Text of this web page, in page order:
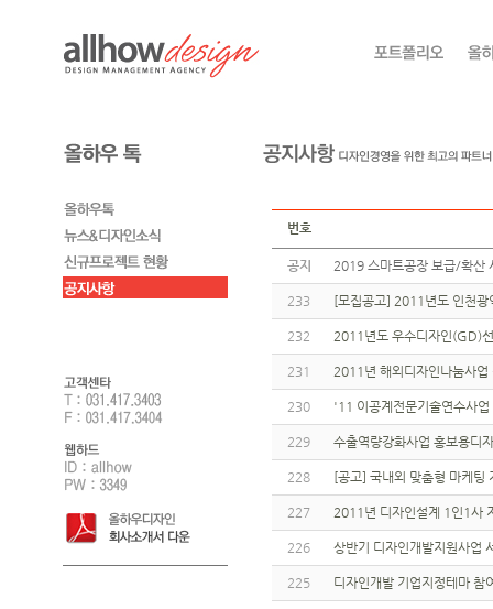
번호
공지 2019 스마트공장 보급/확
233 [모집공고] 2011년도 인천
232 2011년도 우수디자인(GD)
231 2011년 해외디자인나눔사업
230 '11 이공계전문기술연수사
229 수출역량강화사업 홍보용디
228 [공고] 국내외 맞춤형 마케팅
227 2011년 디자인설계 1인1사
226 상반기 디자인개발지원사업
225 디자인개발 기업지정테마